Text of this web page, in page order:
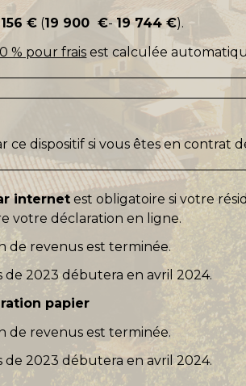
156 € (19 900 €-19 744 €).
% pour frais est calculée
ce dispositif si vous êtes en contrat
internet est obligatoire si votre
votre déclaration en ligne.
de revenus est terminée.
de 2023 débutera en avril 2024.
papier
de revenus est terminée.
de 2023 débutera en avril 2024.